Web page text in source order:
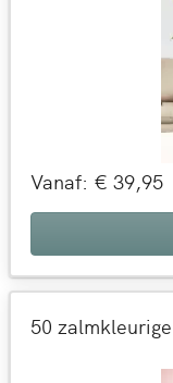
Vanaf: € 39,95